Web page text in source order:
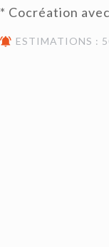
* Cocréation
ESTIMATIONS :